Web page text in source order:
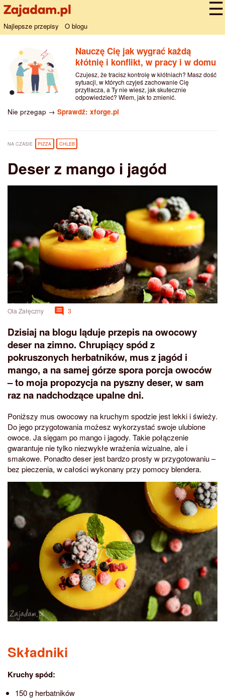
Najlepsze przepisy O blogu
Nauczę Cię jak wygrać każdą
kłótnię i konflikt, w pracy i w domu
Czujesz, że tracisz kontrolę w kłótniach? Masz dość
sytuacji, w których czyjeś zachowanie Cię
przytłacza, a Ty nie wiesz, jak skutecznie
odpowiedzieć? Wiem, jak to zmienić.
Nie przegap → Sprawdź: xforge.pl
NA CZASIE PIZZA CHLEB
Deser z mango i jagód
Ola Załęczny 3
Dzisiaj na blogu ląduje przepis na owocowy
deser na zimno. Chrupiący spód z
pokruszonych herbatników, mus z jagód i
mango, a na samej górze spora porcja owoców
– to moja propozycja na pyszny deser, w sam
raz na nadchodzące upalne dni.
Poniższy mus owocowy na kruchym spodzie jest lekki i świeży.
Do jego przygotowania możesz wykorzystać swoje ulubione
owoce. Ja sięgam po mango i jagody. Takie połączenie
gwarantuje nie tylko niezwykłe wrażenia wizualne, ale i
smakowe. Ponadto deser jest bardzo prosty w przygotowaniu –
bez pieczenia, w całości wykonany przy pomocy blendera.
Składniki
Kruchy spód:
150 g herbatników